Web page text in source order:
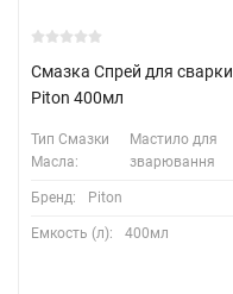
Смазка Спрей для сварки
Piton 400мл
Тип Смазки
Масла:
Мастило для
зварювання
Бренд: Piton
Емкость (л): 400мл